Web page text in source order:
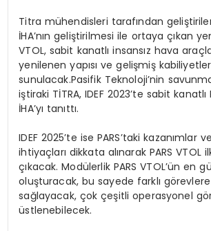
Titra mühendisleri tarafından
İHA’nın geliştirilmesi ile ortaya çıkan
VTOL, sabit kanatlı insansız hava
yenilenen yapısı ve gelişmiş
sunulacak.Pasifik Teknoloji’nin
iştiraki TİTRA, IDEF 2023’te sabit kanatlı
İHA’yı tanıttı.
IDEF 2025’te ise PARS’taki kazanımlar
ihtiyaçları dikkata alınarak PARS VTOL
çıkacak. Modülerlik PARS VTOL’ün en
oluşturacak, bu sayede farklı
sağlayacak, çok çeşitli operasyonel
üstlenebilecek.